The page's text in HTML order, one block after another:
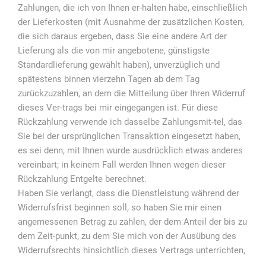
Zahlungen, die ich von Ihnen er-halten habe, einschließlich
der Lieferkosten (mit Ausnahme der zusätzlichen Kosten,
die sich daraus ergeben, dass Sie eine andere Art der
Lieferung als die von mir angebotene, günstigste
Standardlieferung gewählt haben), unverzüglich und
spätestens binnen vierzehn Tagen ab dem Tag
zurückzuzahlen, an dem die Mitteilung über Ihren Widerruf
dieses Ver-trags bei mir eingegangen ist. Für diese
Rückzahlung verwende ich dasselbe Zahlungsmit-tel, das
Sie bei der ursprünglichen Transaktion eingesetzt haben,
es sei denn, mit Ihnen wurde ausdrücklich etwas anderes
vereinbart; in keinem Fall werden Ihnen wegen dieser
Rückzahlung Entgelte berechnet.
Haben Sie verlangt, dass die Dienstleistung während der
Widerrufsfrist beginnen soll, so haben Sie mir einen
angemessenen Betrag zu zahlen, der dem Anteil der bis zu
dem Zeit-punkt, zu dem Sie mich von der Ausübung des
Widerrufsrechts hinsichtlich dieses Vertrags unterrichten,